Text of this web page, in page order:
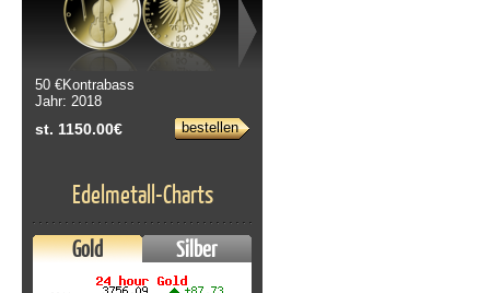
50 €Kontrabass
Jahr: 2018
st. 1150.00€ bestellen
Edelmetall-Charts
Gold Silber